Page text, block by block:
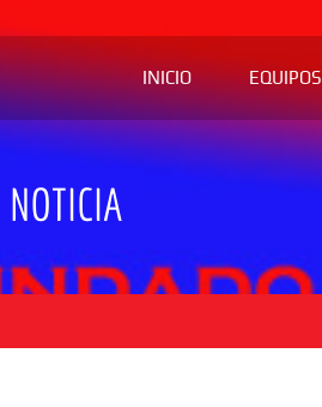
INICIO EQUIPOS
NOTICIA